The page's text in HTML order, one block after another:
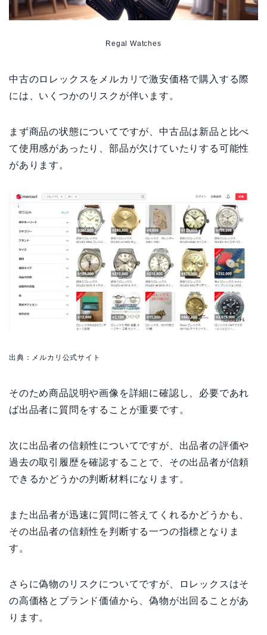
Regal Watches
中古のロレックスをメルカリで激安価格で購入する際
には、いくつかのリスクが伴います。
まず商品の状態についてですが、中古品は新品と比べ
て使用感があったり、部品が欠けていたりする可能性
があります。
出典：メルカリ公式サイト
そのため商品説明や画像を詳細に確認し、必要であれ
ば出品者に質問をすることが重要です。
次に出品者の信頼性についてですが、出品者の評価や
過去の取引履歴を確認することで、その出品者が信頼
できるかどうかの判断材料になります。
また出品者が迅速に質問に答えてくれるかどうかも、
その出品者の信頼性を判断する一つの指標となりま
す。
さらに偽物のリスクについてですが、ロレックスはそ
の高価格とブランド価値から、偽物が出回ることがあ
ります。